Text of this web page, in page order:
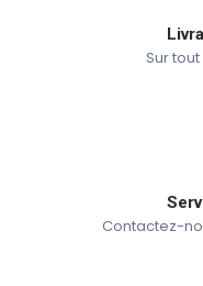
Sur
Contactez-